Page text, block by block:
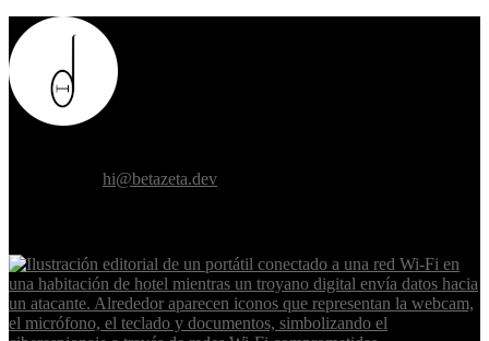
hi@betazeta.dev